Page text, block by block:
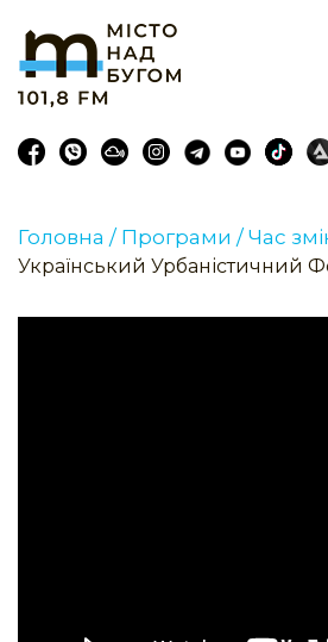
Головна / Програми / Час
Український Урбаністичний